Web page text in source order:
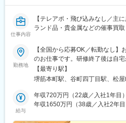
仕事内容
【テレアポ・飛び込みなし／主
ランド品・貴金属などの催事買取
勤務地
【全国から応募OK／転勤なし
のお仕事です。研修終了後は自
～最長3カ月目までは大阪本社で
間のお住まいなどは会社でご用
筋本町千寿ビル6F＜アクセス＞
5分地下鉄谷町線「谷町四丁目駅
【最寄り駅】
堺筋本町駅、谷町四丁目駅、松屋
給与
年収720万円（22歳／入社1年目）
年収1650万円（38歳／入社2年目